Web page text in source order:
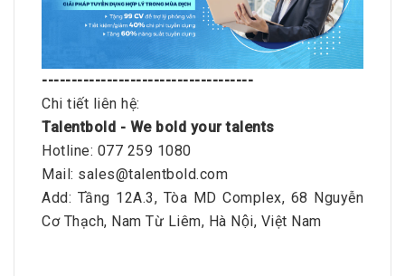
------------------------------------
Chi tiết liên hệ:
Talentbold - We bold your talents
Hotline: 077 259 1080
Mail: sales@talentbold.com
Add: Tầng 12A.3, Tòa MD Complex, 68 Nguyễn
Cơ Thạch, Nam Từ Liêm, Hà Nội, Việt Nam